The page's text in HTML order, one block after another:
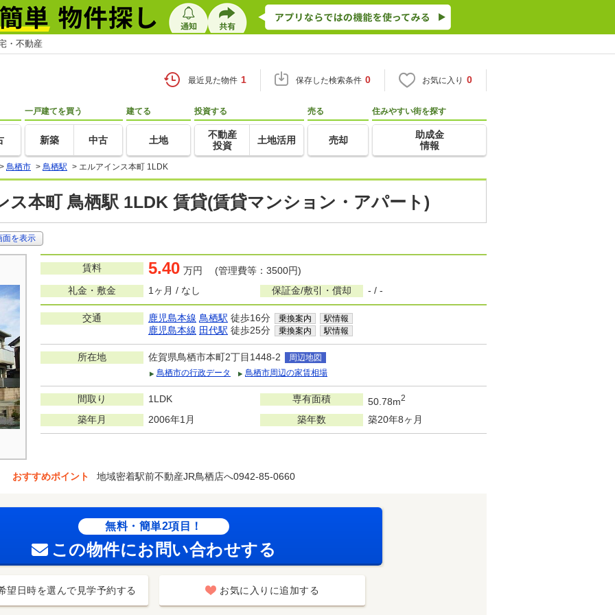
・不動産
最近見た物件 1 保存した検索条件 0 お気に入り 0
一戸建てを買う
新築 中古
建てる
土地
投資する
不動産
投資
土地活用
売る
売却
住みやすい街を探す
助成金
情報
> 鳥栖市 > 鳥栖駅 > エルアインス本町 1LDK
ス本町 鳥栖駅 1LDK 賃貸(賃貸マンション・アパート)
を表示
賃料 5.40 万円 (管理費等：3500円)
礼金・敷金
1ヶ月 / なし 保証金/敷引・償却 - / -
交通 鹿児島本線 鳥栖駅 徒歩16分 乗換案内 駅情報
鹿児島本線 田代駅 徒歩25分 乗換案内 駅情報
所在地 佐賀県鳥栖市本町2丁目1448-2
周辺地図
鳥栖市の行政データ
鳥栖市周辺の家賃相場
間取り 1LDK 専有面積 50.78m2
築年月 2006年1月 築年数 築20年8ヶ月
おすすめポイント 地域密着駅前不動産JR鳥栖店へ0942-85-0660
無料・簡単2項目！
この物件にお問い合わせする
望日時を選んで見学予約する お気に入りに追加する